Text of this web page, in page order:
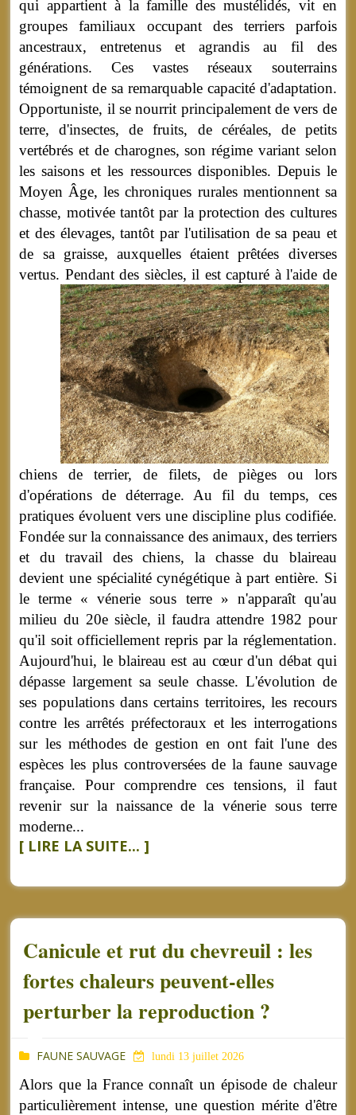
qui appartient à la famille des mustélidés, vit en
groupes familiaux occupant des terriers parfois
ancestraux, entretenus et agrandis au fil des
générations. Ces vastes réseaux souterrains
témoignent de sa remarquable capacité d'adaptation.
Opportuniste, il se nourrit principalement de vers de
terre, d'insectes, de fruits, de céréales, de petits
vertébrés et de charognes, son régime variant selon
les saisons et les ressources disponibles. Depuis le
Moyen Âge, les chroniques rurales mentionnent sa
chasse, motivée tantôt par la protection des cultures
et des élevages, tantôt par l'utilisation de sa peau et
de sa graisse, auxquelles étaient prêtées diverses
vertus. Pendant des siècles, il est capturé à l'aide de
chiens de terrier, de filets, de pièges ou lors
d'opérations de déterrage. Au fil du temps, ces
pratiques évoluent vers une discipline plus codifiée.
Fondée sur la connaissance des animaux, des terriers
et du travail des chiens, la chasse du blaireau
devient une spécialité cynégétique à part entière. Si
le terme « vénerie sous terre » n'apparaît qu'au
milieu du 20e siècle, il faudra attendre 1982 pour
qu'il soit officiellement repris par la réglementation.
Aujourd'hui, le blaireau est au cœur d'un débat qui
dépasse largement sa seule chasse. L'évolution de
ses populations dans certains territoires, les recours
contre les arrêtés préfectoraux et les interrogations
sur les méthodes de gestion en ont fait l'une des
espèces les plus controversées de la faune sauvage
française. Pour comprendre ces tensions, il faut
revenir sur la naissance de la vénerie sous terre
moderne...
[ LIRE LA SUITE... ]
Canicule et rut du chevreuil : les
fortes chaleurs peuvent-elles
perturber la reproduction ?
FAUNE SAUVAGE lundi 13 juillet 2026
Alors que la France connaît un épisode de chaleur
particulièrement intense, une question mérite d'être